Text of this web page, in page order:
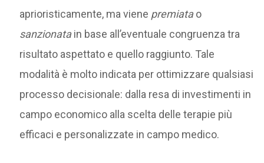
aprioristicamente, ma viene premiatao
sanzionatain base all’eventuale congruenza tra
risultato aspettato e quello raggiunto. Tale
modalità è molto indicata per ottimizzare qualsiasi
processo decisionale: dalla resa di investimenti in
campo economico alla scelta delle terapie più
efficaci e personalizzate in campo medico.